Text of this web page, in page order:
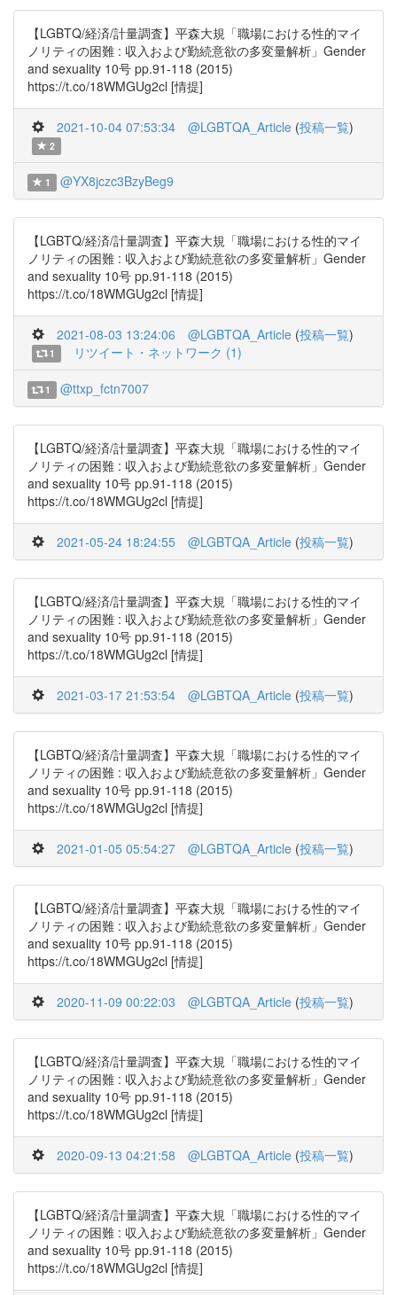
【LGBTQ/経済/計量調査】平森大規「職場における性的マイ
ノリティの困難 : 収入および勤続意欲の多変量解析」Gender
and sexuality 10号 pp.91-118 (2015)
https://t.co/18WMGUg2cl [情提]
2021-10-04 07:53:34 @LGBTQA_Article (投稿一覧)
2
1 @YX8jczc3BzyBeg9
【LGBTQ/経済/計量調査】平森大規「職場における性的マイ
ノリティの困難 : 収入および勤続意欲の多変量解析」Gender
and sexuality 10号 pp.91-118 (2015)
https://t.co/18WMGUg2cl [情提]
2021-08-03 13:24:06 @LGBTQA_Article (投稿一覧)
1 リツイート・ネットワーク (1)
1 @ttxp_fctn7007
【LGBTQ/経済/計量調査】平森大規「職場における性的マイ
ノリティの困難 : 収入および勤続意欲の多変量解析」Gender
and sexuality 10号 pp.91-118 (2015)
https://t.co/18WMGUg2cl [情提]
2021-05-24 18:24:55 @LGBTQA_Article (投稿一覧)
【LGBTQ/経済/計量調査】平森大規「職場における性的マイ
ノリティの困難 : 収入および勤続意欲の多変量解析」Gender
and sexuality 10号 pp.91-118 (2015)
https://t.co/18WMGUg2cl [情提]
2021-03-17 21:53:54 @LGBTQA_Article (投稿一覧)
【LGBTQ/経済/計量調査】平森大規「職場における性的マイ
ノリティの困難 : 収入および勤続意欲の多変量解析」Gender
and sexuality 10号 pp.91-118 (2015)
https://t.co/18WMGUg2cl [情提]
2021-01-05 05:54:27 @LGBTQA_Article (投稿一覧)
【LGBTQ/経済/計量調査】平森大規「職場における性的マイ
ノリティの困難 : 収入および勤続意欲の多変量解析」Gender
and sexuality 10号 pp.91-118 (2015)
https://t.co/18WMGUg2cl [情提]
2020-11-09 00:22:03 @LGBTQA_Article (投稿一覧)
【LGBTQ/経済/計量調査】平森大規「職場における性的マイ
ノリティの困難 : 収入および勤続意欲の多変量解析」Gender
and sexuality 10号 pp.91-118 (2015)
https://t.co/18WMGUg2cl [情提]
2020-09-13 04:21:58 @LGBTQA_Article (投稿一覧)
【LGBTQ/経済/計量調査】平森大規「職場における性的マイ
ノリティの困難 : 収入および勤続意欲の多変量解析」Gender
and sexuality 10号 pp.91-118 (2015)
https://t.co/18WMGUg2cl [情提]